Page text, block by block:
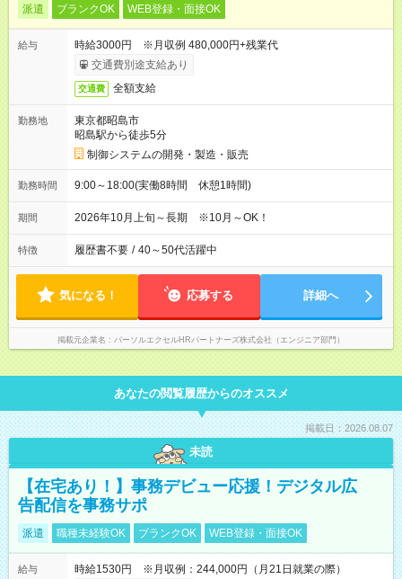
派遣 ブランクOK WEB登録・面接OK
給与
時給3000円 ※月収例 480,000円+残業代
交通費別途支給あり
交通費 全額支給
勤務地
東京都昭島市
昭島駅から徒歩5分
制御システムの開発・製造・販売
勤務時間 9:00～18:00(実働8時間 休憩1時間)
期間 2026年10月上旬～長期 ※10月～OK！
特徴 履歴書不要 / 40～50代活躍中
気になる！ 応募する 詳細へ
掲載元企業名 パーソルエクセルHRパートナーズ株式会社（エンジニア部門）
あなたの閲覧履歴からのオススメ
掲載日：2026.08.07
未読
【在宅あり！】事務デビュー応援！デジタル広
告配信を事務サポ
派遣 職種未経験OK ブランクOK WEB登録・面接OK
給与 時給1530円 ※月収例：244,000円（月21日就業の際）